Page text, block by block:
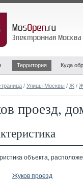
Территория Куда
/ Улицы Москвы / Ж /
проезд,
объекта,
Жуков проезд